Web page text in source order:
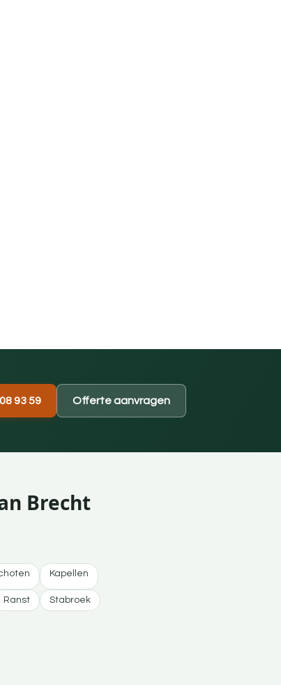
93 59 Offerte aanvragen
Brecht
Kapellen
Ranst Stabroek